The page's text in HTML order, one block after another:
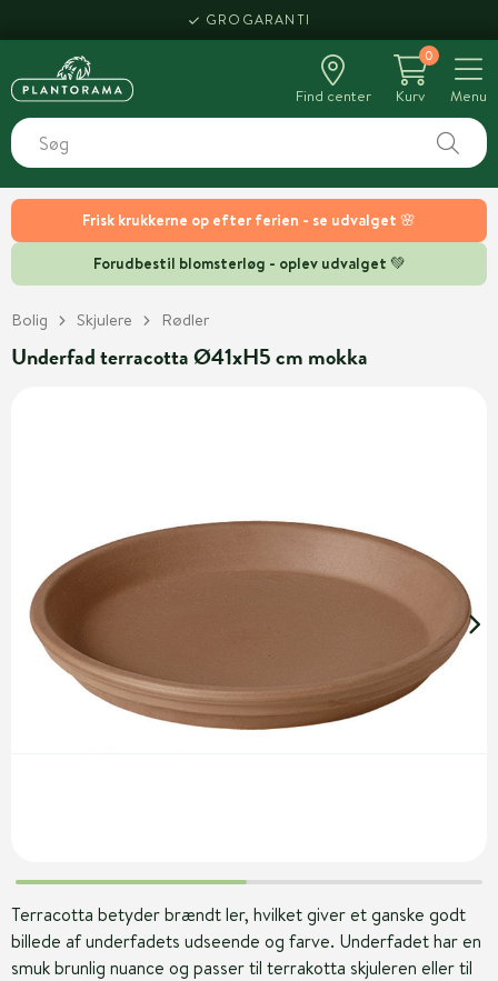
Frisk krukkerne op efter ferien - se udvalget 🌸
Forudbestil blomsterløg - oplev udvalget 💚
GROGARANTI
Find center
0
Kurv
Menu
Bolig Skjulere Rødler
Underfad terracotta Ø41xH5 cm mokka
Terracotta betyder brændt ler, hvilket giver et ganske godt
billede af underfadets udseende og farve. Underfadet har en
smuk brunlig nuance og passer til terrakotta skjuleren eller til